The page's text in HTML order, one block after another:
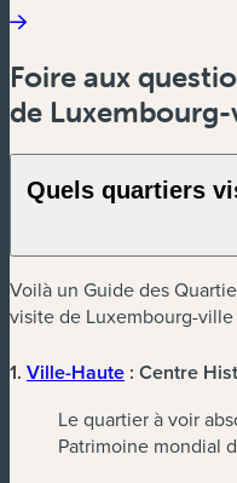
Foire aux
de
Quels quartiers
Voilà un Guide des
visite de Luxembourg-ville
1. Ville-Haute : Centre
Le quartier à voir
Patrimoine mondial